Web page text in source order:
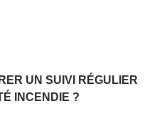
UN SUIVI RÉGULIER
INCENDIE ?